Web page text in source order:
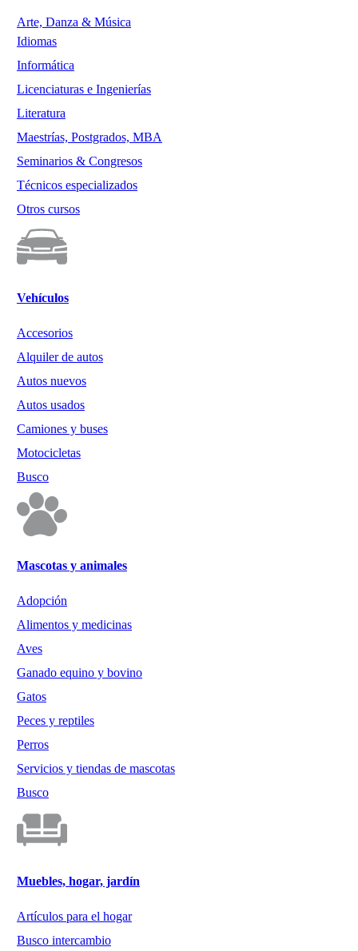
Arte, Danza & Música
Idiomas
Informática
Licenciaturas e Ingenierías
Literatura
Maestrías, Postgrados, MBA
Seminarios & Congresos
Técnicos especializados
Otros cursos
Vehículos
Accesorios
Alquiler de autos
Autos nuevos
Autos usados
Camiones y buses
Motocicletas
Busco
Mascotas y animales
Adopción
Alimentos y medicinas
Aves
Ganado equino y bovino
Gatos
Peces y reptiles
Perros
Servicios y tiendas de mascotas
Busco
Muebles, hogar, jardín
Artículos para el hogar
Busco intercambio